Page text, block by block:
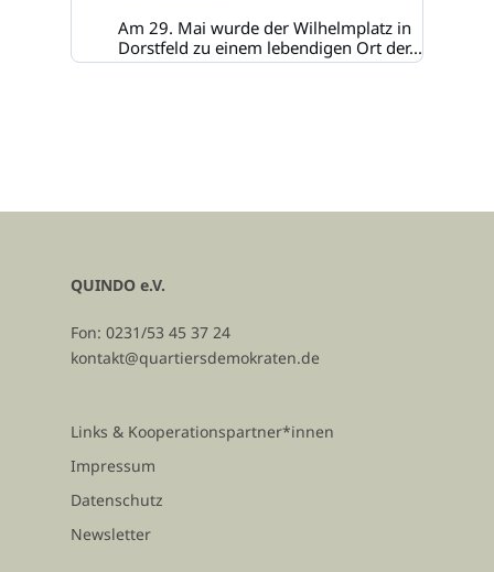
Am 29. Mai wurde der Wilhelmplatz in
Dorstfeld zu einem lebendigen Ort der...
QUINDO e.V.
Fon: 0231/53 45 37 24
kontakt@quartiersdemokraten.de
Links & Kooperationspartner*innen
Impressum
Datenschutz
Newsletter